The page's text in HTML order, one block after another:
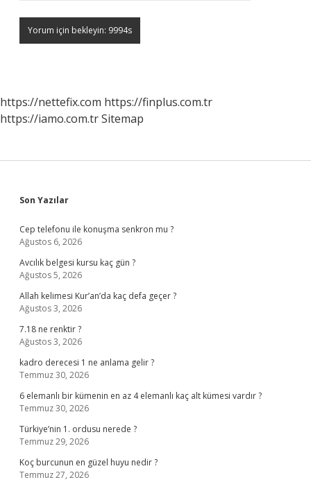
https://nettefix.com https://finplus.com.tr
https://iamo.com.trSitemap
Sidebar
Son Yazılar
Cep telefonu ile konuşma senkron mu ?
Ağustos 6, 2026
Avcılık belgesi kursu kaç gün ?
Ağustos 5, 2026
Allah kelimesi Kur’an’da kaç defa geçer ?
Ağustos 3, 2026
7.18 ne renktir ?
Ağustos 3, 2026
kadro derecesi 1 ne anlama gelir ?
Temmuz 30, 2026
6 elemanlı bir kümenin en az 4 elemanlı kaç alt kümesi vardır ?
Temmuz 30, 2026
Türkiye’nin 1. ordusu nerede ?
Temmuz 29, 2026
Koç burcunun en güzel huyu nedir ?
Temmuz 27, 2026